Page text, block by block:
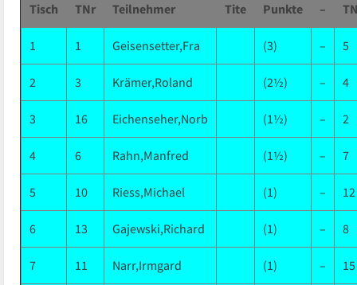
Tisch TNr Teilnehmer Tite Punkte –
1 1 Geisensetter,Fra (3) – 5
2 3 Krämer,Roland (2½) – 4
3 16 Eichenseher,Norb (1½) – 2
4 6 Rahn,Manfred (1½) – 7
5 10 Riess,Michael (1) – 12
6 13 Gajewski,Richard (1) – 8
7 11 Narr,Irmgard (1) – 15